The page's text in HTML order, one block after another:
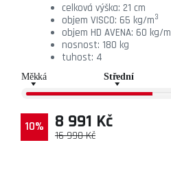
celková výška: 21 cm
objem VISCO: 65 kg/m3
objem HD AVENA: 60 kg/m
nosnost: 180 kg
tuhost: 4
10%
16 990 Kč
8 991 Kč